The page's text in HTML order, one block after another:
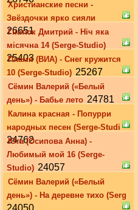
Христианские песни -
Звёздочки ярко сияли
26651
Гнатюк Дмитрий - Ніч яка
місячна 14 (Serge-Studio)
25403
Пламя (ВИА) - Снег кружится
10 (Serge-Studio) 25267
Сёмин Валерий («Белый
день») - Бабье лето 24781
Калина красная - Попурри
народных песен (Serge-Studi
24762
Юта (Осипова Анна) -
Любимый мой 16 (Serge-
Studio) 24057
Сёмин Валерий («Белый
день») - На деревне тихо (Serg
24050